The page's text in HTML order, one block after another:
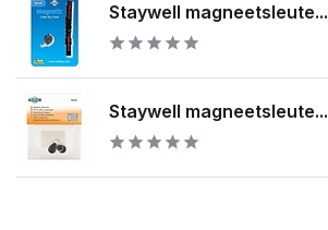
Staywell magneetsleute...
Staywell magneetsleute...